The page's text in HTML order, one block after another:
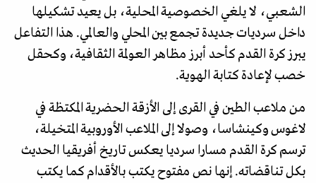
الشعبي، لا يلغي الخصوصية المحلية، بل يعيد تشكيلها
داخل سرديات جديدة تجمع بين المحلي والعالمي. هذا التفاعل
يبرز كرة القدم كأحد أبرز مظاهر العولمة الثقافية، وكحقل
خصب لإعادة كتابة الهوية.
من ملاعب الطين في القرى إلى الأزقة الحضرية المكتظة في
لاغوس وكينشاسا، وصولا إلى الملاعب الأوروبية المتخيلة،
ترسم كرة القدم مسارا سرديا يعكس تاريخ أفريقيا الحديث
بكل تناقضاته. إنها نص مفتوح يكتب بالأقدام كما يكتب